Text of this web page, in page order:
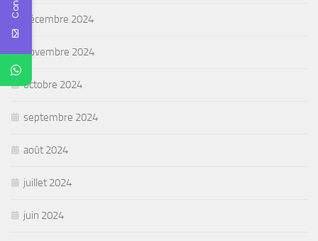
décembre 2024
novembre 2024
octobre 2024
septembre 2024
août 2024
juillet 2024
juin 2024